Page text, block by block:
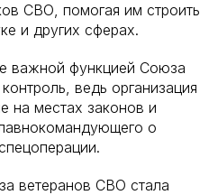
СВО, помогая им строить
и других сферах.
важной функцией Союза
ведь организация
на местах законов и
о
ветеранов СВО стала